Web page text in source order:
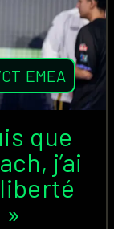
EMEA
que
j’ai